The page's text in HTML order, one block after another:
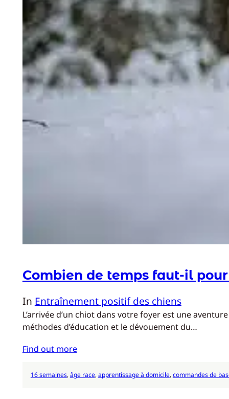
Combien de temps faut-il
In Entraînement positif des chiens
L’arrivée d’un chiot dans votre foyer est une
méthodes d’éducation et le dévouement du…
Find out more
16 semaines, âge race, apprentissage à domicile, commandes de